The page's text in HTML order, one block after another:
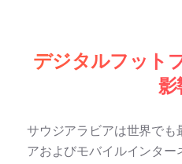
デジタルフット
影
サウジアラビアは世界でも
アおよびモバイルインター